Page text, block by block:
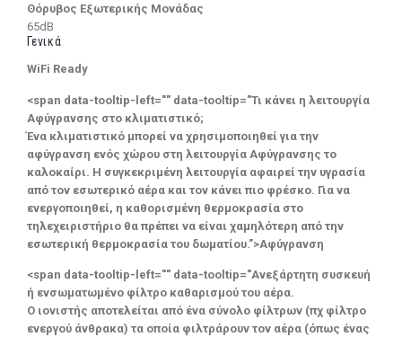
Θόρυβος Εξωτερικής Μονάδας
65dB
Γενικά
WiFi Ready
<span data-tooltip-left="" data-tooltip="Τι κάνει η λειτουργία
Αφύγρανσης στο κλιματιστικό;
Ένα κλιματιστικό μπορεί να χρησιμοποιηθεί για την
αφύγρανση ενός χώρου στη λειτουργία Αφύγρανσης το
καλοκαίρι. Η συγκεκριμένη λειτουργία αφαιρεί την υγρασία
από τον εσωτερικό αέρα και τον κάνει πιο φρέσκο. Για να
ενεργοποιηθεί, η καθορισμένη θερμοκρασία στο
τηλεχειριστήριο θα πρέπει να είναι χαμηλότερη από την
εσωτερική θερμοκρασία του δωματίου.”>Αφύγρανση
<span data-tooltip-left="" data-tooltip="Ανεξάρτητη συσκευή
ή ενσωματωμένο φίλτρο καθαρισμού του αέρα.
Ο ιονιστής αποτελείται από ένα σύνολο φίλτρων (πχ φίλτρο
ενεργού άνθρακα) τα οποία φιλτράρουν τον αέρα (όπως ένας